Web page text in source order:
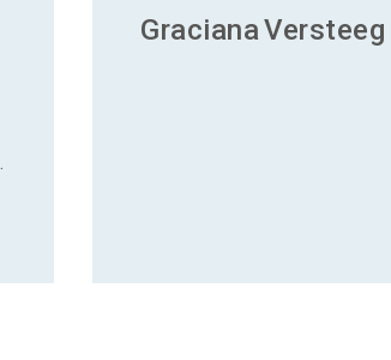
GracianaVersteeg